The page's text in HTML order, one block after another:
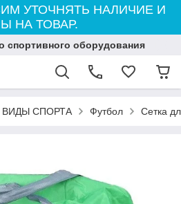
УТОЧНЯТЬ НАЛИЧИЕ И
НА ТОВАР.
спортивного оборудования
ВИДЫ СПОРТА Футбол Сетка